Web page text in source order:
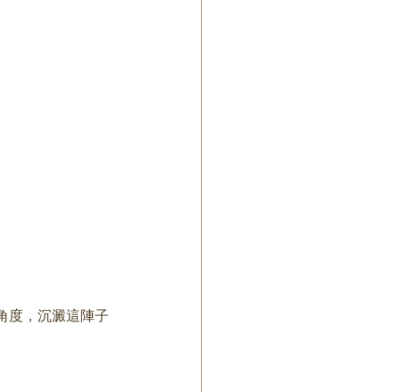
度，沉澱這陣子